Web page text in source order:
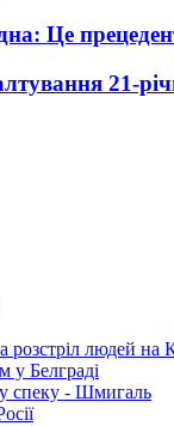
Це
21-
розстріл людей на
у Белграді
спеку - Шмигаль